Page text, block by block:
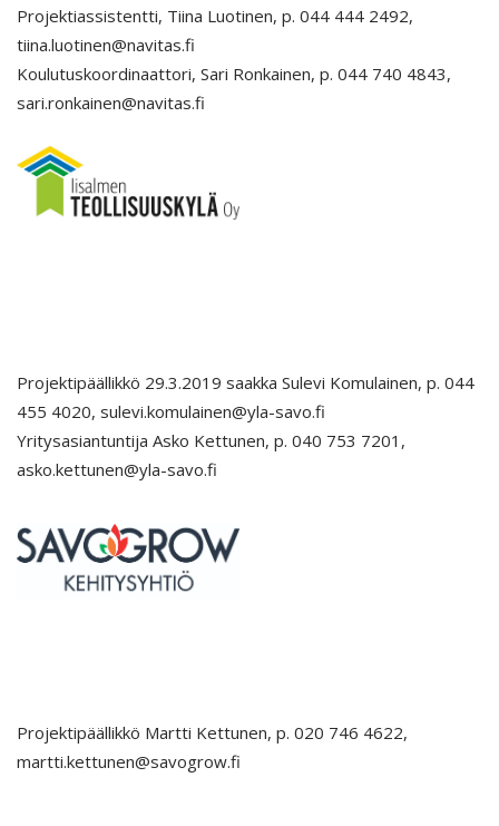
Projektiassistentti, Tiina Luotinen, p. 044 444 2492,
tiina.luotinen@navitas.fi
Koulutuskoordinaattori, Sari Ronkainen, p. 044 740 4843,
sari.ronkainen@navitas.fi
Projektipäällikkö 29.3.2019 saakka Sulevi Komulainen, p. 044
455 4020, sulevi.komulainen@yla-savo.fi
Yritysasiantuntija Asko Kettunen, p. 040 753 7201,
asko.kettunen@yla-savo.fi
Projektipäällikkö Martti Kettunen, p. 020 746 4622,
martti.kettunen@savogrow.fi